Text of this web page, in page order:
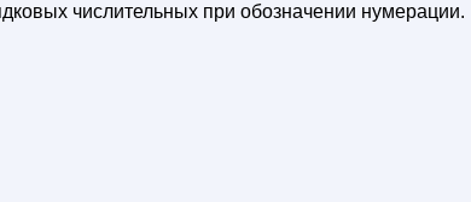
числительных при обозначении нумерации.